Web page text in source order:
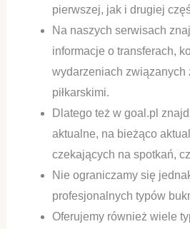
pierwszej, jak i drugiej
Na naszych serwisach
informacje o transferach,
wydarzeniach związanych
piłkarskimi.
Dlatego też w goal.pl
aktualne, na bieżąco
czekających na spotkań,
Nie ograniczamy się
profesjonalnych typów
Oferujemy również wiele